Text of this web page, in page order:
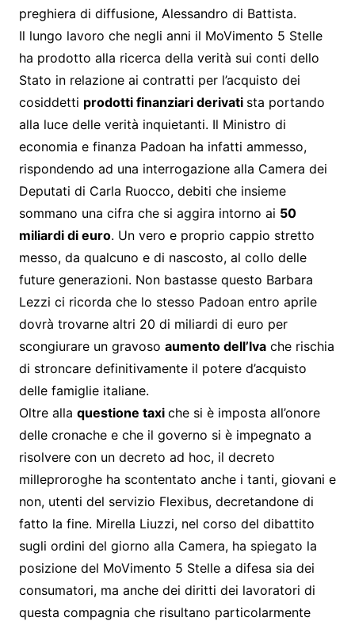
preghiera di diffusione, Alessandro di Battista.
Il lungo lavoro che negli anni il MoVimento 5 Stelle
ha prodotto alla ricerca della verità sui conti dello
Stato in relazione ai contratti per l’acquisto dei
cosiddetti prodotti finanziari derivati sta portando
alla luce delle verità inquietanti. Il Ministro di
economia e finanza Padoan ha infatti ammesso,
rispondendo ad una interrogazione alla Camera dei
Deputati di Carla Ruocco, debiti che insieme
sommano una cifra che si aggira intorno ai 50
miliardi di euro. Un vero e proprio cappio stretto
messo, da qualcuno e di nascosto, al collo delle
future generazioni. Non bastasse questo Barbara
Lezzi ci ricorda che lo stesso Padoan entro aprile
dovrà trovarne altri 20 di miliardi di euro per
scongiurare un gravoso aumento dell’Ivache rischia
di stroncare definitivamente il potere d’acquisto
delle famiglie italiane.
Oltre alla questione taxi che si è imposta all’onore
delle cronache e che il governo si è impegnato a
risolvere con un decreto ad hoc, il decreto
milleproroghe ha scontentato anche i tanti, giovani e
non, utenti del servizio Flexibus, decretandone di
fatto la fine. Mirella Liuzzi, nel corso del dibattito
sugli ordini del giorno alla Camera, ha spiegato la
posizione del MoVimento 5 Stelle a difesa sia dei
consumatori, ma anche dei diritti dei lavoratori di
questa compagnia che risultano particolarmente